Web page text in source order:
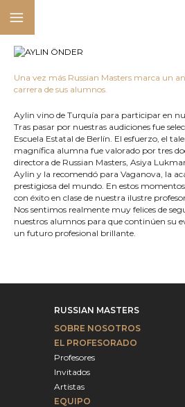
Una vez más Russian Masters marca un
carrera de sus alumnos.
Aylin vino de Turquía para participar en
Tras pasar por nuestras audiciones fue
Escuela Estatal de Berlín. El esfuerzo, el
magnífica alumna fue valorado por tres
directora de Russian Masters, Asiya
Aylin y la recomendó para Vaganova, la
prestigiosa del mundo. En estos
con éxito en clase de nuestra ilustre
Nos sentimos realmente muy felices de
nuestros alumnos para que continúen su
un futuro profesional brillante.
RUSSIAN MASTERS
SOBRE NOSOTROS
EL PROFESORADO
Profesores
Invitados
Artistas
EQUIPO